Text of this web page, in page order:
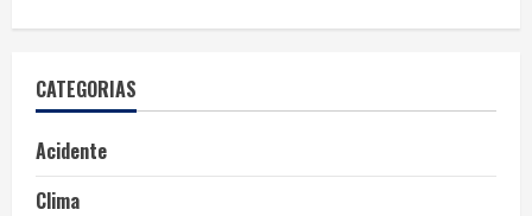
CATEGORIAS
Acidente
Clima